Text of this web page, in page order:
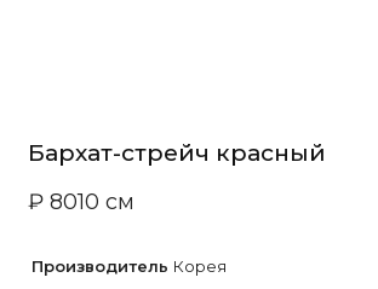
Бархат-стрейч красный
₽ 8010 см
Производитель Корея